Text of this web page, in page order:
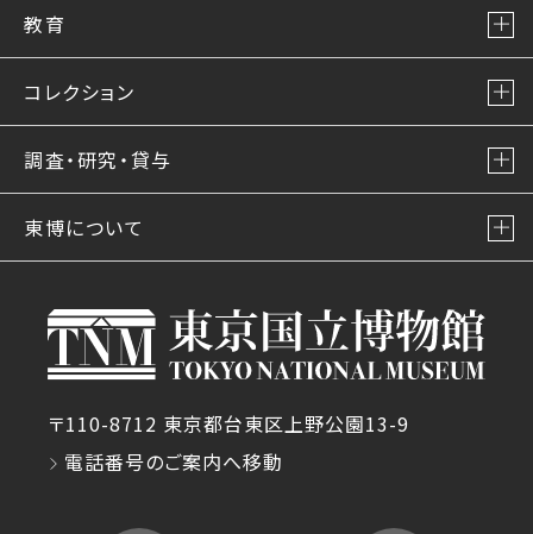
教育
コレクション
調査・研究・貸与
東博について
〒110-8712 東京都台東区上野公園13-9
電話番号のご案内へ移動